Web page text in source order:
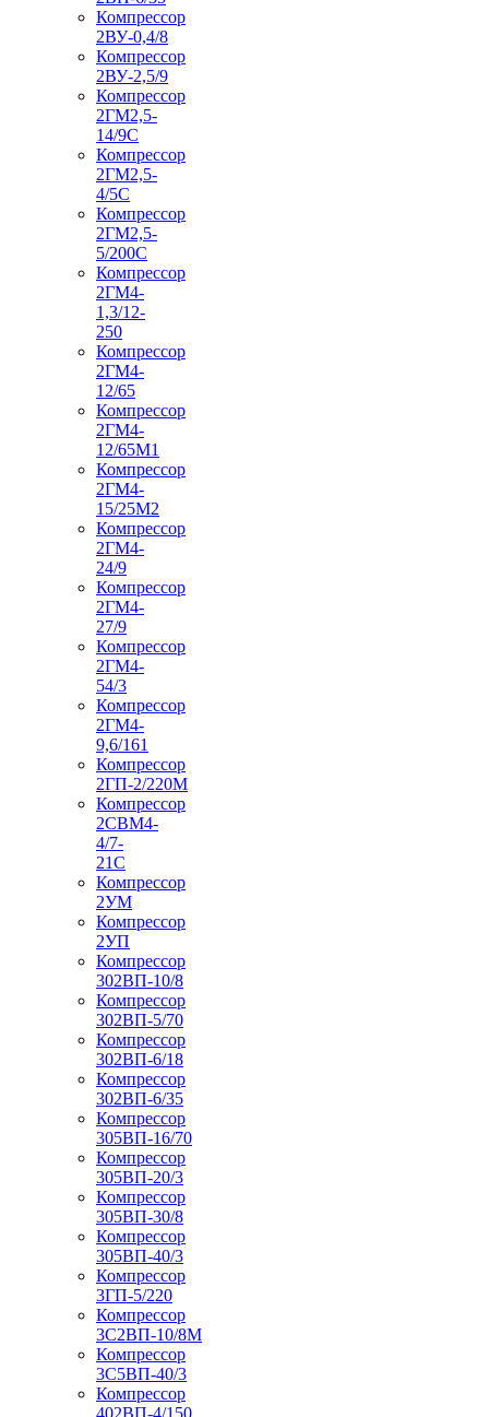
Компрессор
2ВУ-0,4/8
Компрессор
2ВУ-2,5/9
Компрессор
2ГМ2,5-
14/9С
Компрессор
2ГМ2,5-
4/5С
Компрессор
2ГМ2,5-
5/200С
Компрессор
2ГМ4-
1,3/12-
250
Компрессор
2ГМ4-
12/65
Компрессор
2ГМ4-
12/65М1
Компрессор
2ГМ4-
15/25М2
Компрессор
2ГМ4-
24/9
Компрессор
2ГМ4-
27/9
Компрессор
2ГМ4-
54/3
Компрессор
2ГМ4-
9,6/161
Компрессор
2ГП-2/220М
Компрессор
2СВМ4-
4/7-
21С
Компрессор
2УМ
Компрессор
2УП
Компрессор
302ВП-10/8
Компрессор
302ВП-5/70
Компрессор
302ВП-6/18
Компрессор
302ВП-6/35
Компрессор
305ВП-16/70
Компрессор
305ВП-20/3
Компрессор
305ВП-30/8
Компрессор
305ВП-40/3
Компрессор
3ГП-5/220
Компрессор
3С2ВП-10/8М
Компрессор
3С5ВП-40/3
Компрессор
402ВП-4/150